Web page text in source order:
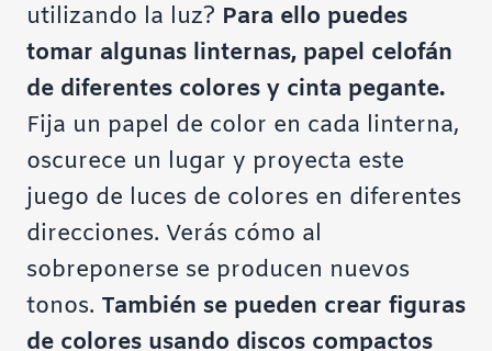
utilizando la luz? Para ello puedes
tomar algunas linternas, papel celofán
de diferentes colores y cinta pegante.
Fija un papel de color en cada linterna,
oscurece un lugar y proyecta este
juego de luces de colores en diferentes
direcciones. Verás cómo al
sobreponerse se producen nuevos
tonos. También se pueden crear figuras
de colores usando discos compactos